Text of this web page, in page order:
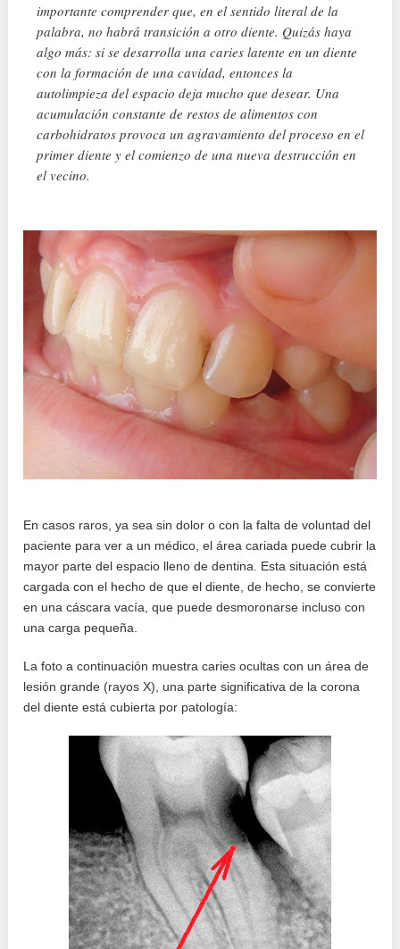
importante comprender que, en el sentido literal de la
palabra, no habrá transición a otro diente. Quizás haya
algo más: si se desarrolla una caries latente en un diente
con la formación de una cavidad, entonces la
autolimpieza del espacio deja mucho que desear. Una
acumulación constante de restos de alimentos con
carbohidratos provoca un agravamiento del proceso en el
primer diente y el comienzo de una nueva destrucción en
el vecino.
En casos raros, ya sea sin dolor o con la falta de voluntad del
paciente para ver a un médico, el área cariada puede cubrir la
mayor parte del espacio lleno de dentina. Esta situación está
cargada con el hecho de que el diente, de hecho, se convierte
en una cáscara vacía, que puede desmoronarse incluso con
una carga pequeña.
La foto a continuación muestra caries ocultas con un área de
lesión grande (rayos X), una parte significativa de la corona
del diente está cubierta por patología: